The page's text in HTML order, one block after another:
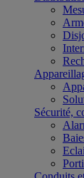
Sécurité,